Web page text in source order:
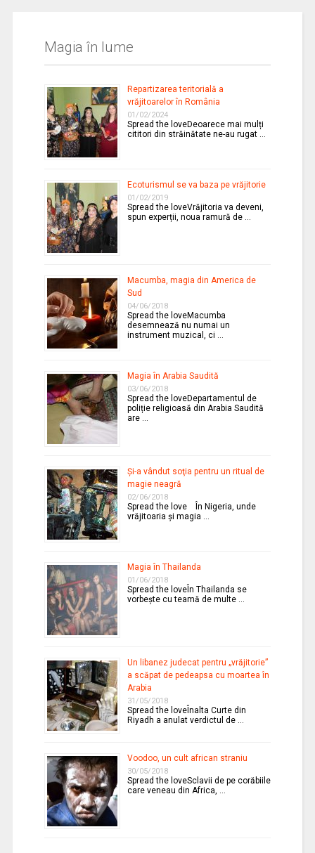
Magia în lume
Repartizarea teritorială a
vrăjitoarelor în România
01/02/2024
Spread the loveDeoarece mai mulți
cititori din străinătate ne-au rugat …
Ecoturismul se va baza pe vrăjitorie
01/02/2019
Spread the loveVrăjitoria va deveni,
spun experții, noua ramură de …
Macumba, magia din America de
Sud
04/06/2018
Spread the loveMacumba
desemnează nu numai un
instrument muzical, ci …
Magia în Arabia Saudită
03/06/2018
Spread the loveDepartamentul de
poliție religioasă din Arabia Saudită
are …
Şi-a vândut soţia pentru un ritual de
magie neagră
02/06/2018
Spread the love În Nigeria, unde
vrăjitoaria şi magia …
Magia în Thailanda
01/06/2018
Spread the loveÎn Thailanda se
vorbeşte cu teamă de multe …
Un libanez judecat pentru „vrăjitorie”
a scăpat de pedeapsa cu moartea în
Arabia
31/05/2018
Spread the loveÎnalta Curte din
Riyadh a anulat verdictul de …
Voodoo, un cult african straniu
30/05/2018
Spread the loveSclavii de pe corăbiile
care veneau din Africa, …